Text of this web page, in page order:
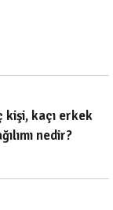
kişi, kaçı erkek
nedir?